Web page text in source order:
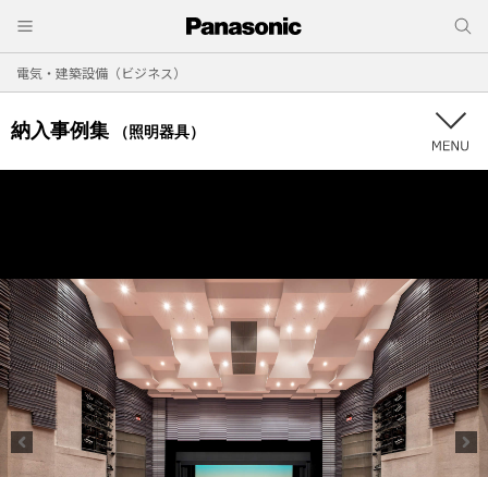
電気・建築設備（ビジネス）
納入事例集 （照明器具）